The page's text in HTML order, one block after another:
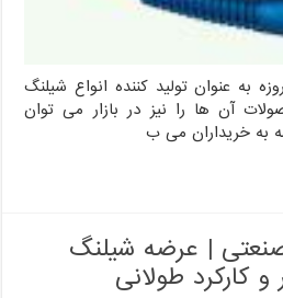
به عنوان تولید کننده انواع شیلنگ
آن ها را نیز در بازار می توان
به خریداران می ب
| عرضه شیلنگ
کارکرد طولانی